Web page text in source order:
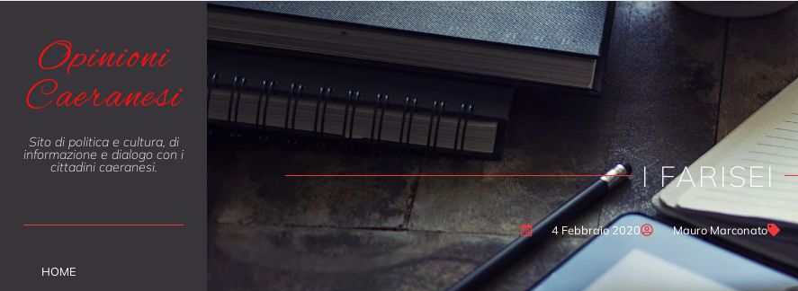
Opinioni
Caeranesi
Sito di politica e cultura, di
informazione e dialogo con i
cittadini caeranesi.
HOME
I FARISEI
4 Febbraio 2020 Mauro Marconato